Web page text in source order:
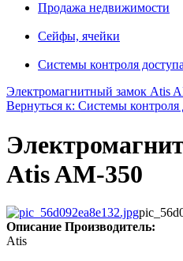
Продажа недвижимости
Сейфы, ячейки
Системы контроля доступа
Электромагнитный замок Atis
Вернуться к: Системы контроля
Atis AM-350
Описание Производитель:
Atis